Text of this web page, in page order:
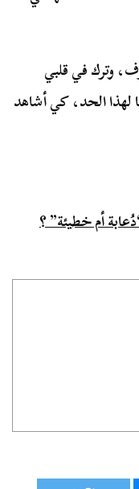
وترك في قلبي
لهذا الحد، كي أشاهد
أم خطيئة” ؟